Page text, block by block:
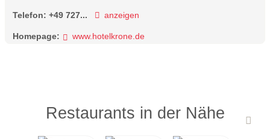
Telefon: +49 727... anzeigen
Homepage: www.hotelkrone.de
Restaurants in der Nähe